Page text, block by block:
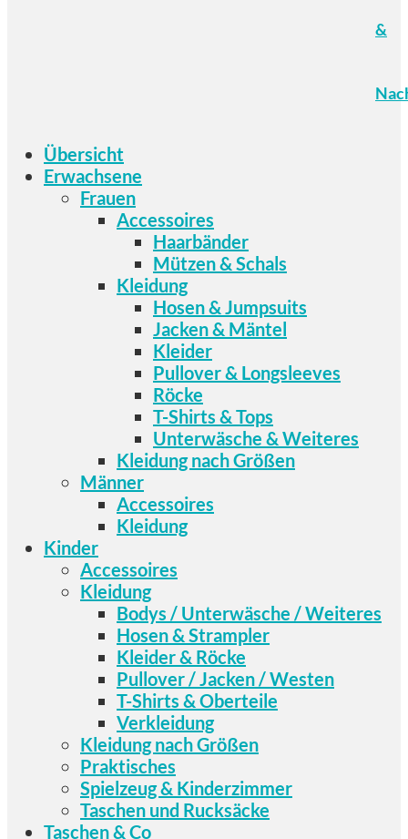
&
Übersicht
Erwachsene
Frauen
Accessoires
Haarbänder
Mützen & Schals
Kleidung
Hosen & Jumpsuits
Jacken & Mäntel
Kleider
Pullover & Longsleeves
Röcke
T-Shirts & Tops
Unterwäsche & Weiteres
Kleidung nach Größen
Männer
Accessoires
Kleidung
Kinder
Accessoires
Kleidung
Bodys / Unterwäsche / Weiteres
Hosen & Strampler
Kleider & Röcke
Pullover / Jacken / Westen
T-Shirts & Oberteile
Verkleidung
Kleidung nach Größen
Praktisches
Spielzeug & Kinderzimmer
Taschen und Rucksäcke
Taschen & Co